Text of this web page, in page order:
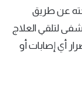
من العمر (10) أعوام، تمت معالجته عن طريق
لتلقي العلاج
أي إصابات أو